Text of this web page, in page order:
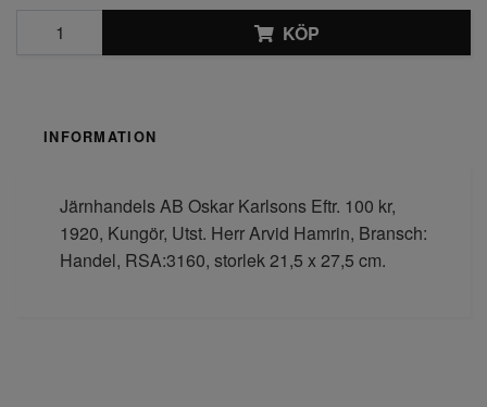
KÖP
INFORMATION
Järnhandels AB Oskar Karlsons Eftr. 100 kr,
1920, Kungör, Utst. Herr Arvid Hamrin, Bransch:
Handel, RSA:3160, storlek 21,5 x 27,5 cm.